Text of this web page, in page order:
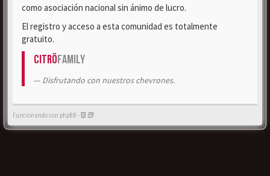
como asociación nacional sin ánimo de lucro.
El registro y acceso a esta comunidad es totalmente
gratuito.
CitröFamily
Disfrutando con nuestros chevrones.
Funcionando con phpBB -